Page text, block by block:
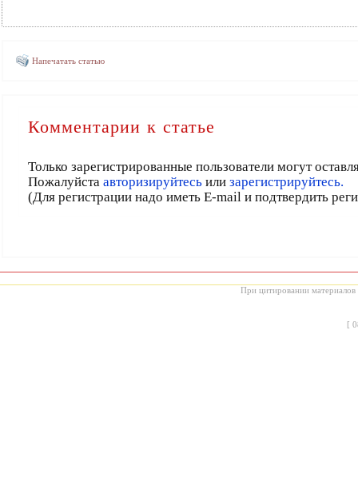
Напечатать статью
Комментарии к статье
Только зарегистрированные пользователи могут
Пожалуйста авторизируйтесьили зарегистрируйтесь.
(Для регистрации надо иметь E-mail и подтвердить
При цитировании материалов
[